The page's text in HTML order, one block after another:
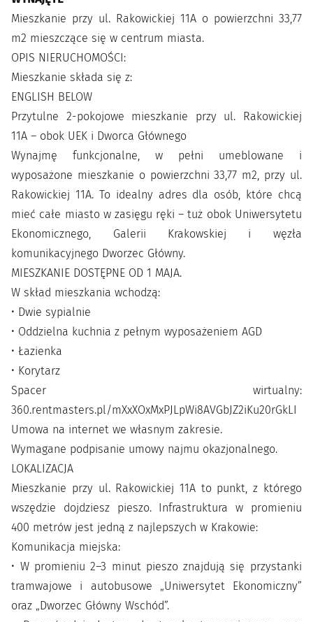
Mieszkanie przy ul. Rakowickiej 11A o powierzchni 33,77
m2 mieszczące się w centrum miasta.
OPIS NIERUCHOMOŚCI:
Mieszkanie składa się z:
ENGLISH BELOW
Przytulne 2-pokojowe mieszkanie przy ul. Rakowickiej
11A – obok UEK i Dworca Głównego
Wynajmę funkcjonalne, w pełni umeblowane i
wyposażone mieszkanie o powierzchni 33,77 m2, przy ul.
Rakowickiej 11A. To idealny adres dla osób, które chcą
mieć całe miasto w zasięgu ręki – tuż obok Uniwersytetu
Ekonomicznego, Galerii Krakowskiej i węzła
komunikacyjnego Dworzec Główny.
MIESZKANIE DOSTĘPNE OD 1 MAJA.
W skład mieszkania wchodzą:
• Dwie sypialnie
• Oddzielna kuchnia z pełnym wyposażeniem AGD
• Łazienka
• Korytarz
Spacer wirtualny:
360.rentmasters.pl/mXxXOxMxPJLpWi8AVGbJZ2iKu20rGkLI
Umowa na internet we własnym zakresie.
Wymagane podpisanie umowy najmu okazjonalnego.
LOKALIZACJA
Mieszkanie przy ul. Rakowickiej 11A to punkt, z którego
wszędzie dojdziesz pieszo. Infrastruktura w promieniu
400 metrów jest jedną z najlepszych w Krakowie:
Komunikacja miejska:
• W promieniu 2–3 minut pieszo znajdują się przystanki
tramwajowe i autobusowe „Uniwersytet Ekonomiczny”
oraz „Dworzec Główny Wschód”.